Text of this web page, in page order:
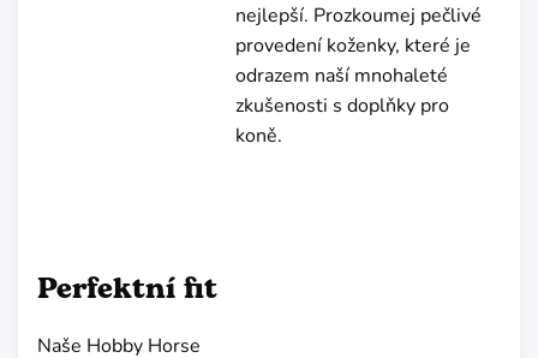
nejlepší. Prozkoumej pečlivé
provedení koženky, které je
odrazem naší mnohaleté
zkušenosti s doplňky pro
koně.
Perfektní fit
Naše Hobby Horse